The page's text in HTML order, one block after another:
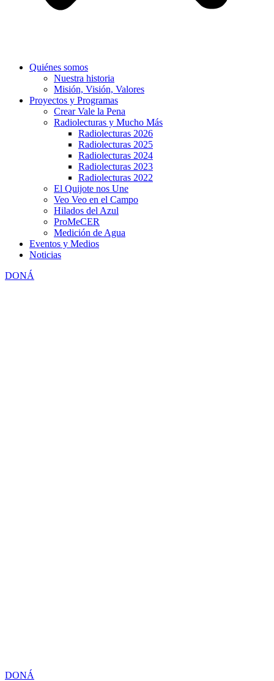
Quiénes somos
Nuestra historia
Misión, Visión, Valores
Proyectos y Programas
Crear Vale la Pena
Radiolecturas y Mucho Más
Radiolecturas 2026
Radiolecturas 2025
Radiolecturas 2024
Radiolecturas 2023
Radiolecturas 2022
El Quijote nos Une
Veo Veo en el Campo
Hilados del Azul
ProMeCER
Medición de Agua
Eventos y Medios
Noticias
DONÁ
DONÁ